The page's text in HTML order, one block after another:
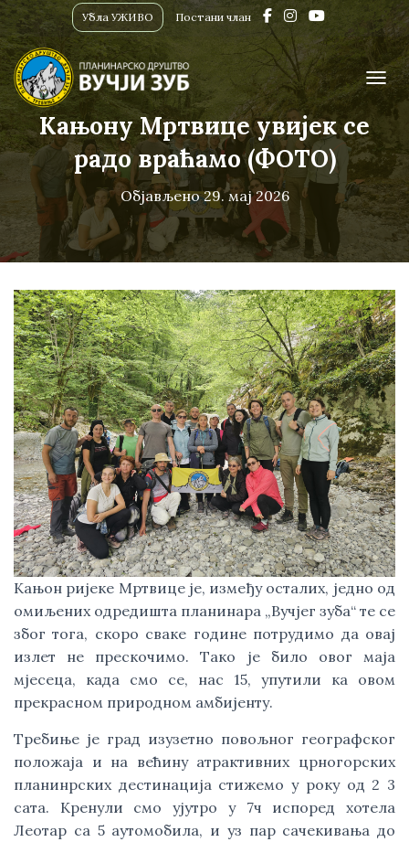
Убла УЖИВО Постани члан
Кањону Мртвице увијек се
радо враћамо (ФОТО)
Објављено29. мај 2026
Кањон ријеке Мртвице је, између осталих, једно од
омиљених одредишта планинара „Вучјег зуба“ те се
због тога, скоро сваке године потрудимо да овај
излет не прескочимо. Тако је било овог маја
мјесеца, када смо се, нас 15, упутили ка овом
прекрасном природном амбијенту.
Требиње је град изузетно повољног географског
положаја и на већину атрактивних црногорских
планинрских дестинација стижемо у року од 2 3
сата. Кренули смо ујутро у 7ч испоред хотела
Леотар са 5 аутомобила, и уз пар сачекивања до